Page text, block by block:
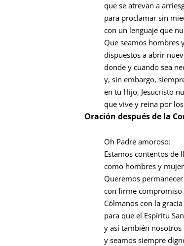
que se atrevan a
para proclamar sin
con un lenguaje que
Que seamos hombres
dispuestos a abrir
donde y cuando sea
y, sin embargo,
en tu Hijo, Jesucristo
que vive y reina por
Oración después de la
Oh Padre amoroso:
Estamos contentos de
como hombres y
Queremos
con firme compromiso
Cólmanos con la
para que el Espíritu
y así también nosotros
y seamos siempre